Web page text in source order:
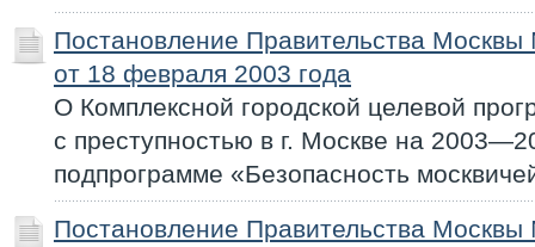
Постановление Правительства
от 18 февраля 2003 года
О Комплексной городской целевой
с преступностью в г. Москве на
подпрограмме «Безопасность
Постановление Правительства